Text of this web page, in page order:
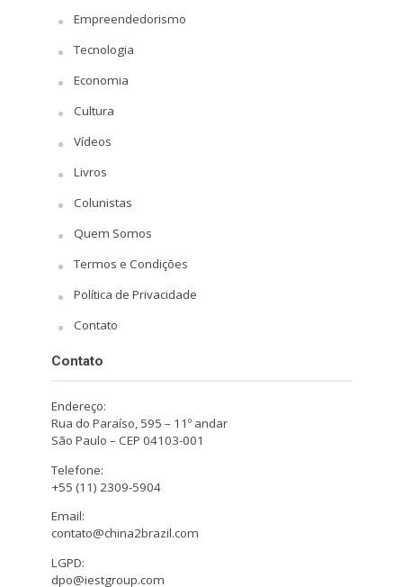
Empreendedorismo
Tecnologia
Economia
Cultura
Vídeos
Livros
Colunistas
Quem Somos
Termos e Condições
Política de Privacidade
Contato
Contato
Endereço:
Rua do Paraíso, 595 – 11º andar
São Paulo – CEP 04103-001
Telefone:
+55 (11) 2309-5904
Email:
contato@china2brazil.com
LGPD:
dpo@iestgroup.com